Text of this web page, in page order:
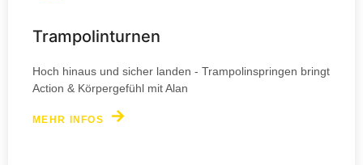
Trampolinturnen
Hoch hinaus und sicher landen - Trampolinspringen bringt
Action & Körpergefühl mit Alan
MEHR INFOS